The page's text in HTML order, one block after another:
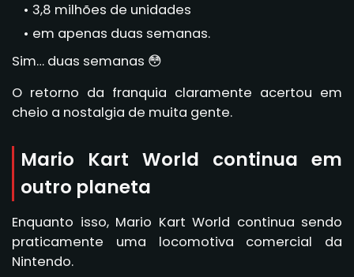
3,8 milhões de unidades
em apenas duas semanas.
Sim… duas semanas 😳
O retorno da franquia claramente acertou em
cheio a nostalgia de muita gente.
Mario Kart World continua em
outro planeta
Enquanto isso, Mario Kart World continua sendo
praticamente uma locomotiva comercial da
Nintendo.